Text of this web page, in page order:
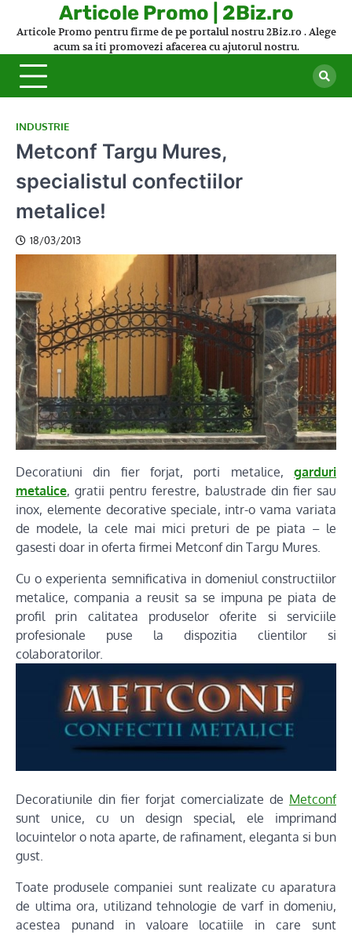
Articole Promo | 2Biz.ro
Articole Promo pentru firme de pe portalul nostru 2Biz.ro . Alege
acum sa iti promovezi afacerea cu ajutorul nostru.
INDUSTRIE
Metconf Targu Mures,
specialistul confectiilor
metalice!
18/03/2013
Decoratiuni din fier forjat, porti metalice, garduri
metalice, gratii pentru ferestre, balustrade din fier sau
inox, elemente decorative speciale, intr-o vama variata
de modele, la cele mai mici preturi de pe piata – le
gasesti doar in oferta firmei Metconf din Targu Mures.
Cu o experienta semnificativa in domeniul constructiilor
metalice, compania a reusit sa se impuna pe piata de
profil prin calitatea produselor oferite si serviciile
profesionale puse la dispozitia clientilor si
colaboratorilor.
Decoratiunile din fier forjat comercializate de Metconf
sunt unice, cu un design special, ele imprimand
locuintelor o nota aparte, de rafinament, eleganta si bun
gust.
Toate produsele companiei sunt realizate cu aparatura
de ultima ora, utilizand tehnologie de varf in domeniu,
acestea punand in valoare locatiile in care sunt